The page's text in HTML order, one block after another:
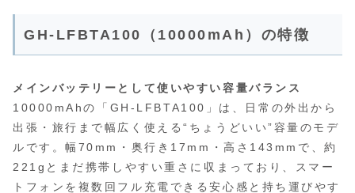
GH-LFBTA100（10000mAh）の特徴
メインバッテリーとして使いやすい容量バランス
10000mAhの「GH-LFBTA100」は、日常の外出から
出張・旅行まで幅広く使える“ちょうどいい”容量のモデ
ルです。幅70mm・奥行き17mm・高さ143mmで、約
221gとまだ携帯しやすい重さに収まっており、スマー
トフォンを複数回フル充電できる安心感と持ち運びやす